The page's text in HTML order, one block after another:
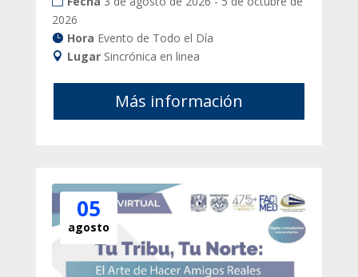
2026
Hora Evento de Todo el Día
Lugar Sincrónica en linea
Más información
05
agosto